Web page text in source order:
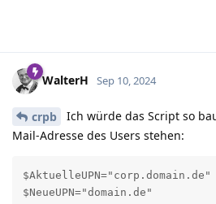
WalterH Sep 10, 2024
crpb
Ich würde das Script so
Mail-Adresse des Users stehen:
$AktuelleUPN="corp.domain.de"
$NeueUPN="domain.de"